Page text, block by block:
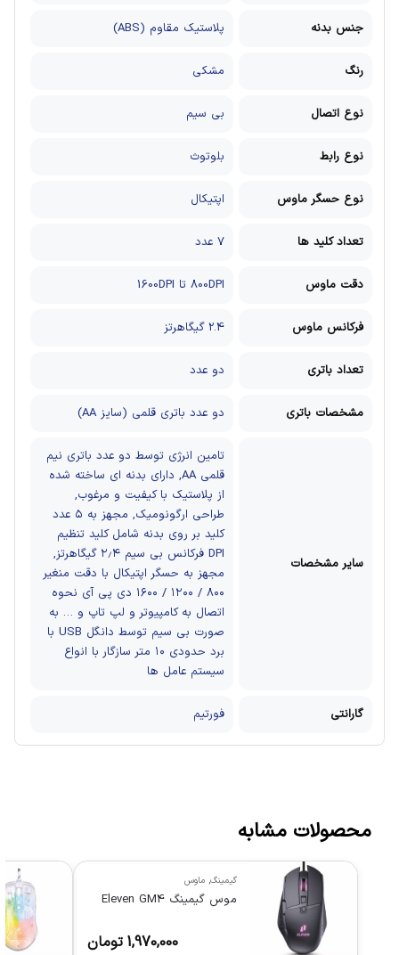
جنس بدنه پلاستیک مقاوم (ABS)
رنگ مشکی
نوع اتصال بی سیم
نوع رابط بلوتوث
نوع حسگر ماوس اپتیکال
تعداد کلید ها 7 عدد
دقت ماوس 800DPI تا 1600DPI
فرکانس ماوس 2.4 گیگاهرتز
تعداد باتری دو عدد
مشخصات باتری دو عدد باتری قلمی (سایز AA)
سایر مشخصات
تامین انرژی توسط دو عدد باتری نیم
قلمی AA, دارای بدنه ای ساخته شده
از پلاستیک با کیفیت و مرغوب,
طراحی ارگونومیک, مجهز به ۵ عدد
کلید بر روی بدنه شامل کلید تنظیم
DPI فرکانس بی سیم ۲٫۴ گیگاهرتز,
مجهز به حسگر اپتیکال با دقت منغیر
۸۰۰ / ۱۲۰۰ / ۱۶۰۰ دی پی آی نحوه
اتصال به کامپیوتر و لپ تاپ و … به
صورت بی سیم توسط دانگل USB با
برد حدودی ۱۰ متر سازگار با انواع
سیستم عامل ها
گارانتی فورتیم
محصولات مشابه
گیمینگ, ماوس
موس گیمینگ Eleven GM4
1,970,000 تومان